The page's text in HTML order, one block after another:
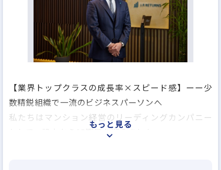
【業界トップクラスの成長率×スピード感】ーー少
数精鋭組織で一流のビジネスパーソンへ
私たちはマンション経営のリーディングカンパニー
として、設立から25期目を迎えました。
もっと見る